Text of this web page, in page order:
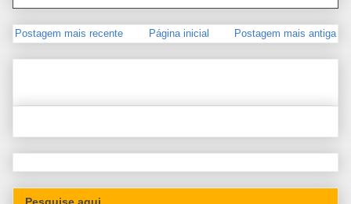
Postagem mais recente Postagem mais antiga
Página inicial